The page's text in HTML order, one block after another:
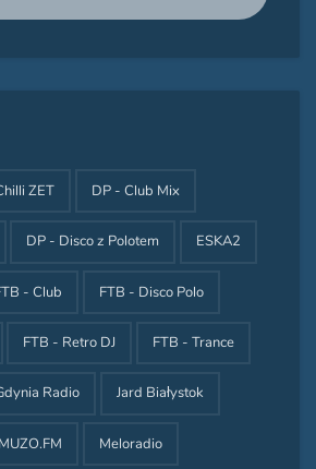
ZET DP - Club Mix
DP - Disco z Polotem ESKA2
- Club FTB - Disco Polo
FTB - Retro DJ FTB - Trance
Radio Jard Białystok
MUZO.FM Meloradio